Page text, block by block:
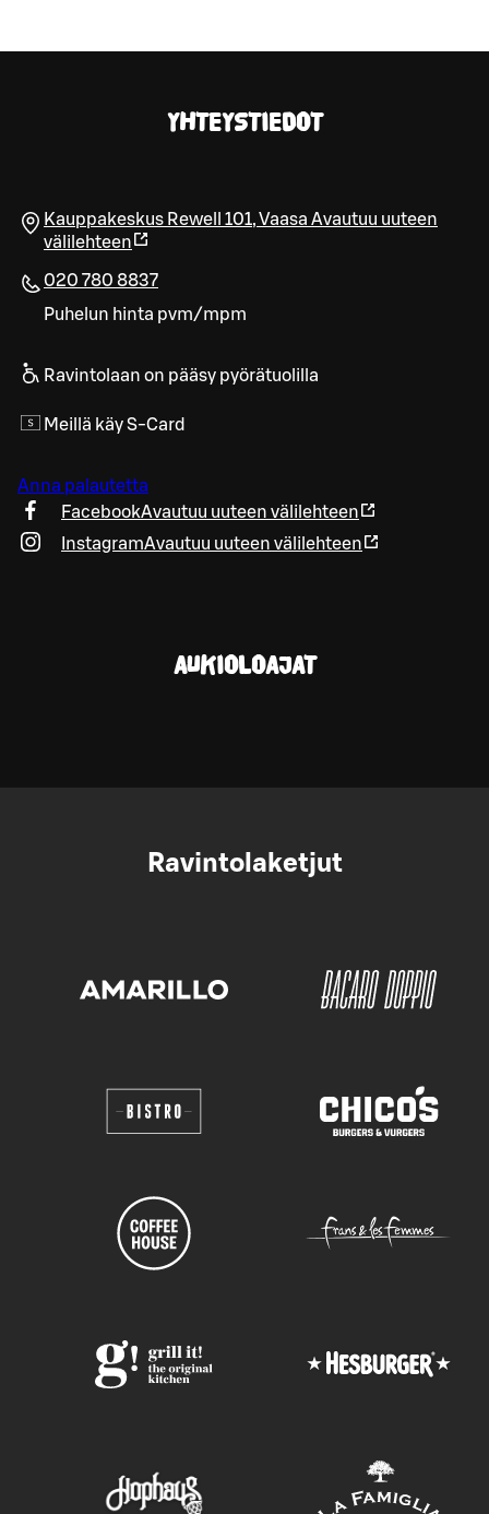
YHTEYSTIEDOT
Kauppakeskus Rewell 101,Vaasa Avautuu uuteen
välilehteen
020 780 8837
Puhelun hinta pvm/mpm
Ravintolaan on pääsy pyörätuolilla
Meillä käy S-Card
Anna palautetta
FacebookAvautuu uuteen välilehteen
InstagramAvautuu uuteen välilehteen
AUKIOLOAJAT
Ravintolaketjut